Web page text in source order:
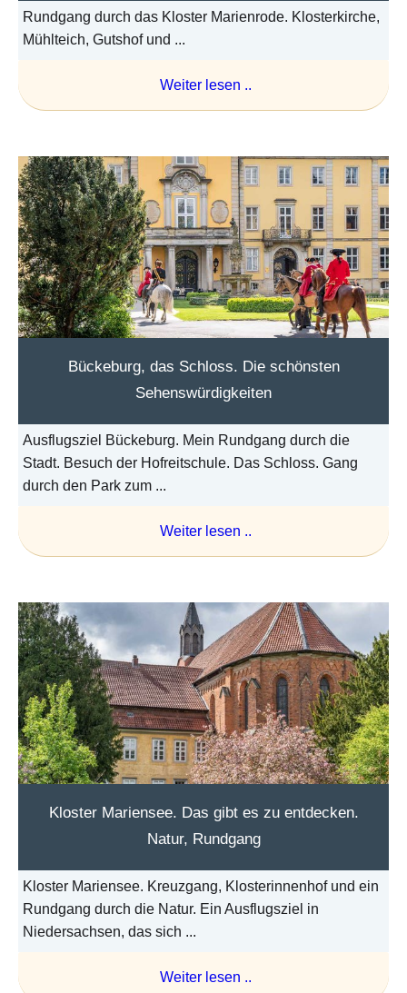
Rundgang durch das Kloster Marienrode. Klosterkirche,
Mühlteich, Gutshof und ...
Weiter lesen ..
Bückeburg, das Schloss. Die schönsten
Sehenswürdigkeiten
Ausflugsziel Bückeburg. Mein Rundgang durch die
Stadt. Besuch der Hofreitschule. Das Schloss. Gang
durch den Park zum ...
Weiter lesen ..
Kloster Mariensee. Das gibt es zu entdecken.
Natur, Rundgang
Kloster Mariensee. Kreuzgang, Klosterinnenhof und ein
Rundgang durch die Natur. Ein Ausflugsziel in
Niedersachsen, das sich ...
Weiter lesen ..